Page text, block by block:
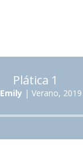
Plática 1
Emily |Verano, 2019
Reproductor
audio